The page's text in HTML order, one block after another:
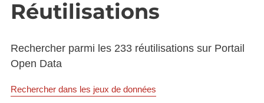
Réutilisations
Rechercher parmi les 233 réutilisations sur Portail
Open Data
Rechercher dans les jeux de données